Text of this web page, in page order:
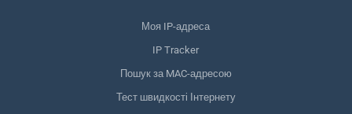
Моя IP-адреса
IP Tracker
Пошук за MAC-адресою
Тест швидкості Інтернету